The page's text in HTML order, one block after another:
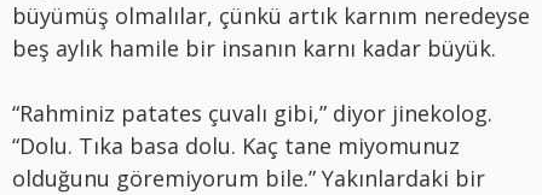
büyümüş olmalılar, çünkü artık karnım neredeyse
beş aylık hamile bir insanın karnı kadar büyük.
“Rahminiz patates çuvalı gibi,” diyor jinekolog.
“Dolu. Tıka basa dolu. Kaç tane miyomunuz
olduğunu göremiyorum bile.” Yakınlardaki bir